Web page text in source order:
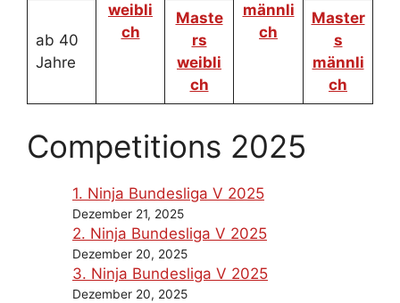
weibli
ch
männli
ch
ab 40
Jahre
Maste
rs
weibli
ch
Master
s
männli
ch
Competitions 2025
1. Ninja Bundesliga V 2025
Dezember 21, 2025
2. Ninja Bundesliga V 2025
Dezember 20, 2025
3. Ninja Bundesliga V 2025
Dezember 20, 2025